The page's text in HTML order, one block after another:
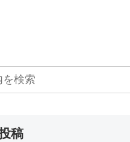
稿